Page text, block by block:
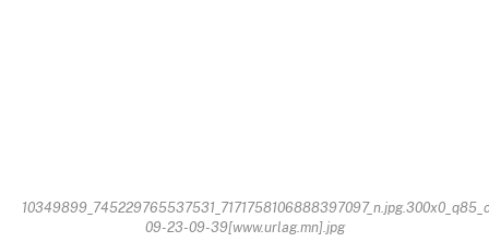
09-23-09-39[www.urlag.mn].jpg